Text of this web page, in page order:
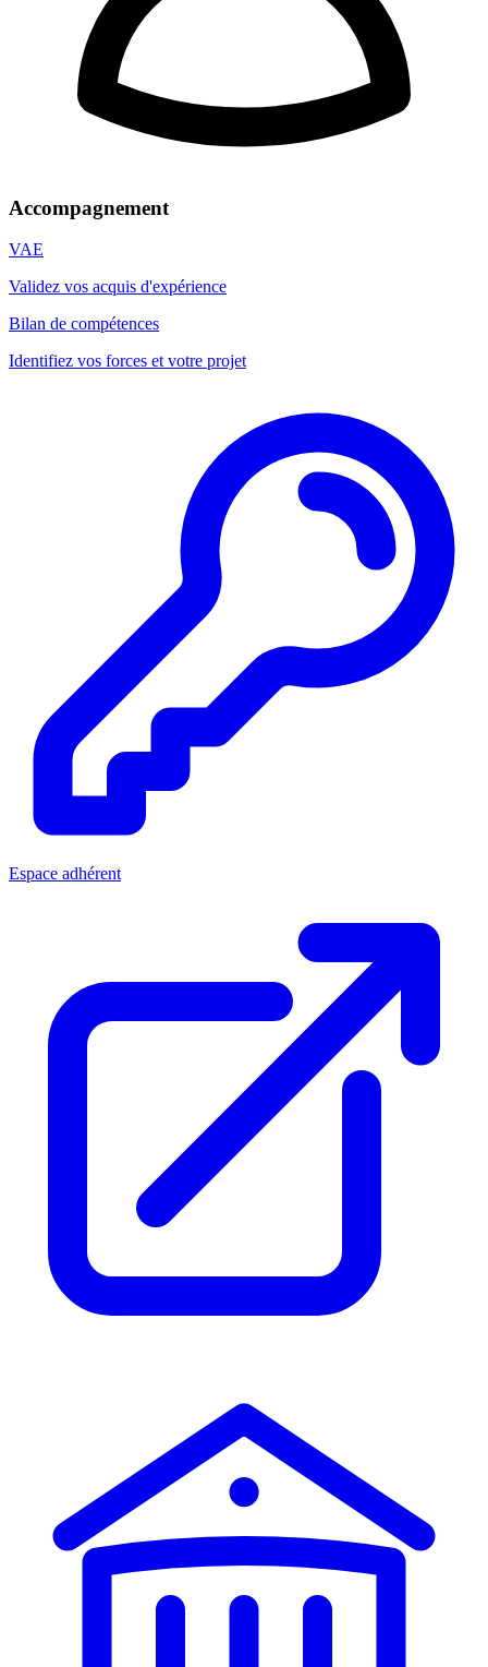
Accompagnement
VAE
Validez vos acquis d'expérience
Bilan de compétences
Identifiez vos forces et votre projet
Espace adhérent